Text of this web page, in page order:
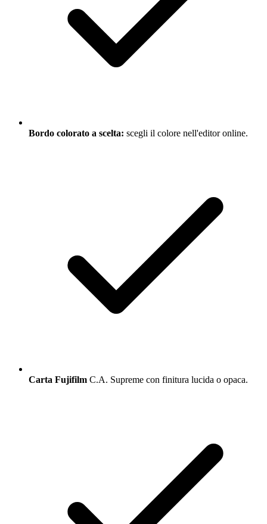
Bordo colorato a scelta: scegli il colore nell'editor online.
Carta Fujifilm C.A. Supreme con finitura lucida o opaca.